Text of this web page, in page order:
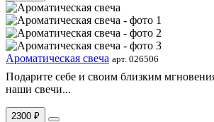
Ароматическая свеча арт. 026506
Подарите себе и своим близким
наши свечи...
2300 ₽